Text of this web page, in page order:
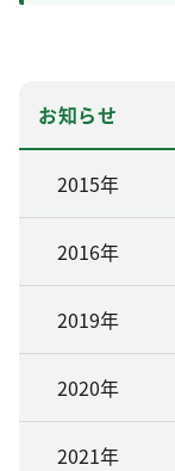
お知らせ
2015年
2016年
2019年
2020年
2021年